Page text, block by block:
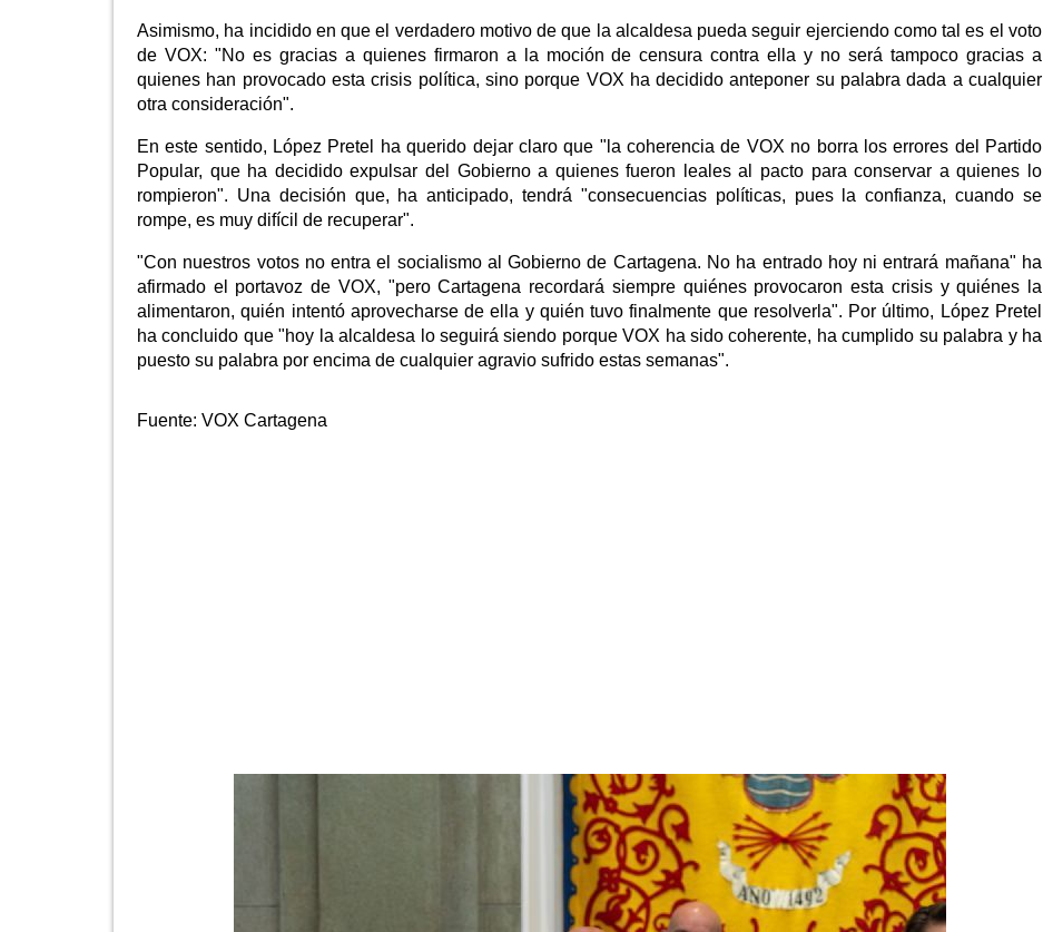
Asimismo, ha incidido en que el verdadero motivo de que la alcaldesa pueda seguir ejerciendo como tal es el voto
de VOX: "No es gracias a quienes firmaron a la moción de censura contra ella y no será tampoco gracias a
quienes han provocado esta crisis política, sino porque VOX ha decidido anteponer su palabra dada a cualquier
otra consideración".
En este sentido, López Pretel ha querido dejar claro que "la coherencia de VOX no borra los errores del Partido
Popular, que ha decidido expulsar del Gobierno a quienes fueron leales al pacto para conservar a quienes lo
rompieron". Una decisión que, ha anticipado, tendrá "consecuencias políticas, pues la confianza, cuando se
rompe, es muy difícil de recuperar".
"Con nuestros votos no entra el socialismo al Gobierno de Cartagena. No ha entrado hoy ni entrará mañana" ha
afirmado el portavoz de VOX, "pero Cartagena recordará siempre quiénes provocaron esta crisis y quiénes la
alimentaron, quién intentó aprovecharse de ella y quién tuvo finalmente que resolverla". Por último, López Pretel
ha concluido que "hoy la alcaldesa lo seguirá siendo porque VOX ha sido coherente, ha cumplido su palabra y ha
puesto su palabra por encima de cualquier agravio sufrido estas semanas".
Fuente: VOX Cartagena